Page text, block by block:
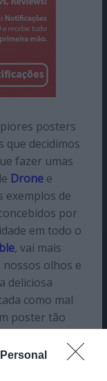
posters
que decidimos
fazer umas
Dronee
exemplos de
por
em todo o
, vai mais
olhos e
deliciosa
como mal
poster tão